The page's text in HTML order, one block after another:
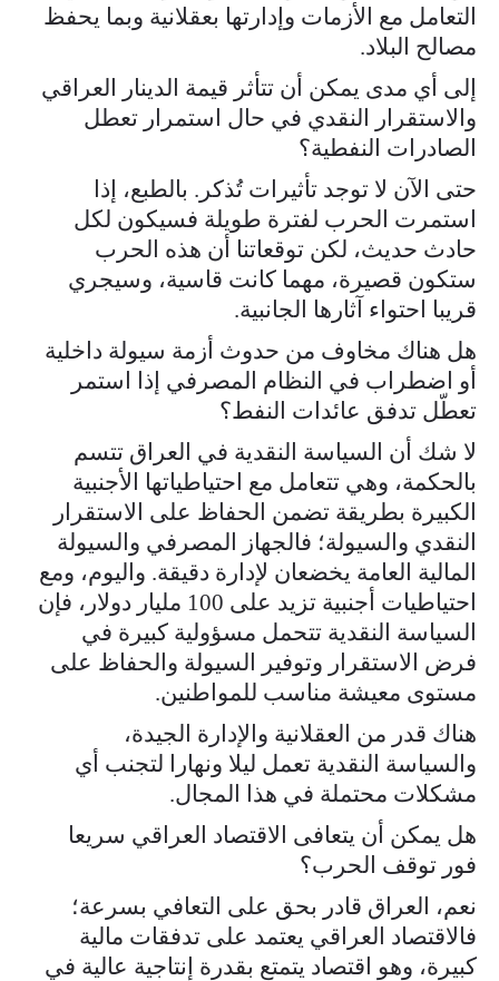
التعامل مع الأزمات وإدارتها بعقلانية وبما يحفظ
مصالح البلاد.
إلى أي مدى يمكن أن تتأثر قيمة الدينار العراقي
والاستقرار النقدي في حال استمرار تعطل
الصادرات النفطية؟
حتى الآن لا توجد تأثيرات تُذكر. بالطبع، إذا
استمرت الحرب لفترة طويلة فسيكون لكل
حادث حديث، لكن توقعاتنا أن هذه الحرب
ستكون قصيرة، مهما كانت قاسية، وسيجري
قريبا احتواء آثارها الجانبية.
هل هناك مخاوف من حدوث أزمة سيولة داخلية
أو اضطراب في النظام المصرفي إذا استمر
تعطّل تدفق عائدات النفط؟
لا شك أن السياسة النقدية في العراق تتسم
بالحكمة، وهي تتعامل مع احتياطياتها الأجنبية
الكبيرة بطريقة تضمن الحفاظ على الاستقرار
النقدي والسيولة؛ فالجهاز المصرفي والسيولة
المالية العامة يخضعان لإدارة دقيقة. واليوم، ومع
احتياطيات أجنبية تزيد على 100 مليار دولار، فإن
السياسة النقدية تتحمل مسؤولية كبيرة في
فرض الاستقرار وتوفير السيولة والحفاظ على
مستوى معيشة مناسب للمواطنين.
هناك قدر من العقلانية والإدارة الجيدة،
والسياسة النقدية تعمل ليلا ونهارا لتجنب أي
مشكلات محتملة في هذا المجال.
هل يمكن أن يتعافى الاقتصاد العراقي سريعا
فور توقف الحرب؟
نعم، العراق قادر بحق على التعافي بسرعة؛
فالاقتصاد العراقي يعتمد على تدفقات مالية
كبيرة، وهو اقتصاد يتمتع بقدرة إنتاجية عالية في